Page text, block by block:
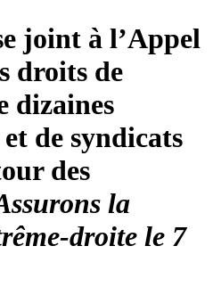
joint à l’Appel
droits de
dizaines
de syndicats
des
la
droite le 7